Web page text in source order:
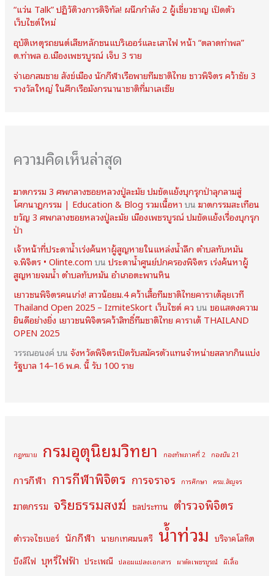
“แว่น Talk” ปฏิวัติวงการดิจิทัล! ผนึกกำลัง 2 ผู้เชี่ยวชาญ เปิดตัว
เว็บไซต์ใหม่
อุบัติเหตุรถยนต์เสียหลักชนแบริเออร์และเสาไฟ หน้า “ตลาดท่าพล”
ต.ท่าพล อ.เมืองเพชรบูรณ์ เจ็บ 3 ราย
จ่าเอกสมชาย สังข์เมือง นักกีฬาเรือพายทีมชาติไทย ชาวพิจิตร คว้าชัย 3
รางวัลใหญ่ ในศึกเรือมังกรนานาชาติที่มาเลเซีย
ความคิดเห็นล่าสุด
ฆาตกรรม 3 ศพกลางซอยหลวงปู่ละมัย ปมขัดแย้งบุกรุกป่าลุกลามสู่
โศกนาฏกรรม | Education & Blog รวมเนื้อหา บนฆาตกรรมสะเทือน
ขวัญ 3 ศพกลางซอยหลวงปู่ละมัย เมืองเพชรบูรณ์ ปมขัดแย้งเรื่องบุกรุก
ป่า
เจ้าหน้าที่ประดาน้ำเร่งค้นหาผู้สูญหายในแหล่งน้ำลึก ตำบลทับหมัน
จ.พิจิตร • Olinte.com บนประดาน้ำศูนย์ปกครองพิจิตร เร่งค้นหาผู้
สูญหายจมน้ำ ตำบลทับหมัน อำเภอตะพานหิน
เยาวชนพิจิตรคนเก่ง! สาวน้อยม.4 คว้าเสื้อทีมชาติไทยคาราเต้ลุยเวที
Thailand Open 2025 – IzmiteSkort เว็บไซต์ คว บนขอแสดงความ
ยินดีอย่างยิ่ง เยาวชนพิจิตรคว้าสิทธิ์ทีมชาติไทย คาราเต้ THAILAND
OPEN 2025
วรรณอนงค์ บนจังหวัดพิจิตรเปิดรับสมัครตัวแทนจำหน่ายสลากกินแบ่ง
รัฐบาล 14–16 พ.ค. นี้ รับ 100 ราย
กฏหมาย กรมอุตุนิยมวิทยา กองทัพภาคที่ 2 กองบิน 21
การกีฬา การกีฬาพิจิตร การจราจร การศึกษา ครม.สัญจร
ฆาตกรรม จริยธรรมสงฆ์ ชลประทาน ตำรวจพิจิตร
ตำรวจไซเบอร์ นักกีฬา นายกเทศมนตรี น้ำท่วม บริจาคโลหิต
บึงสีไฟ บุหรี่ไฟฟ้า ประเพณี ปลอมแปลงเอกสาร ผาตัดเพชรบูรณ์ ผีเสื้อ